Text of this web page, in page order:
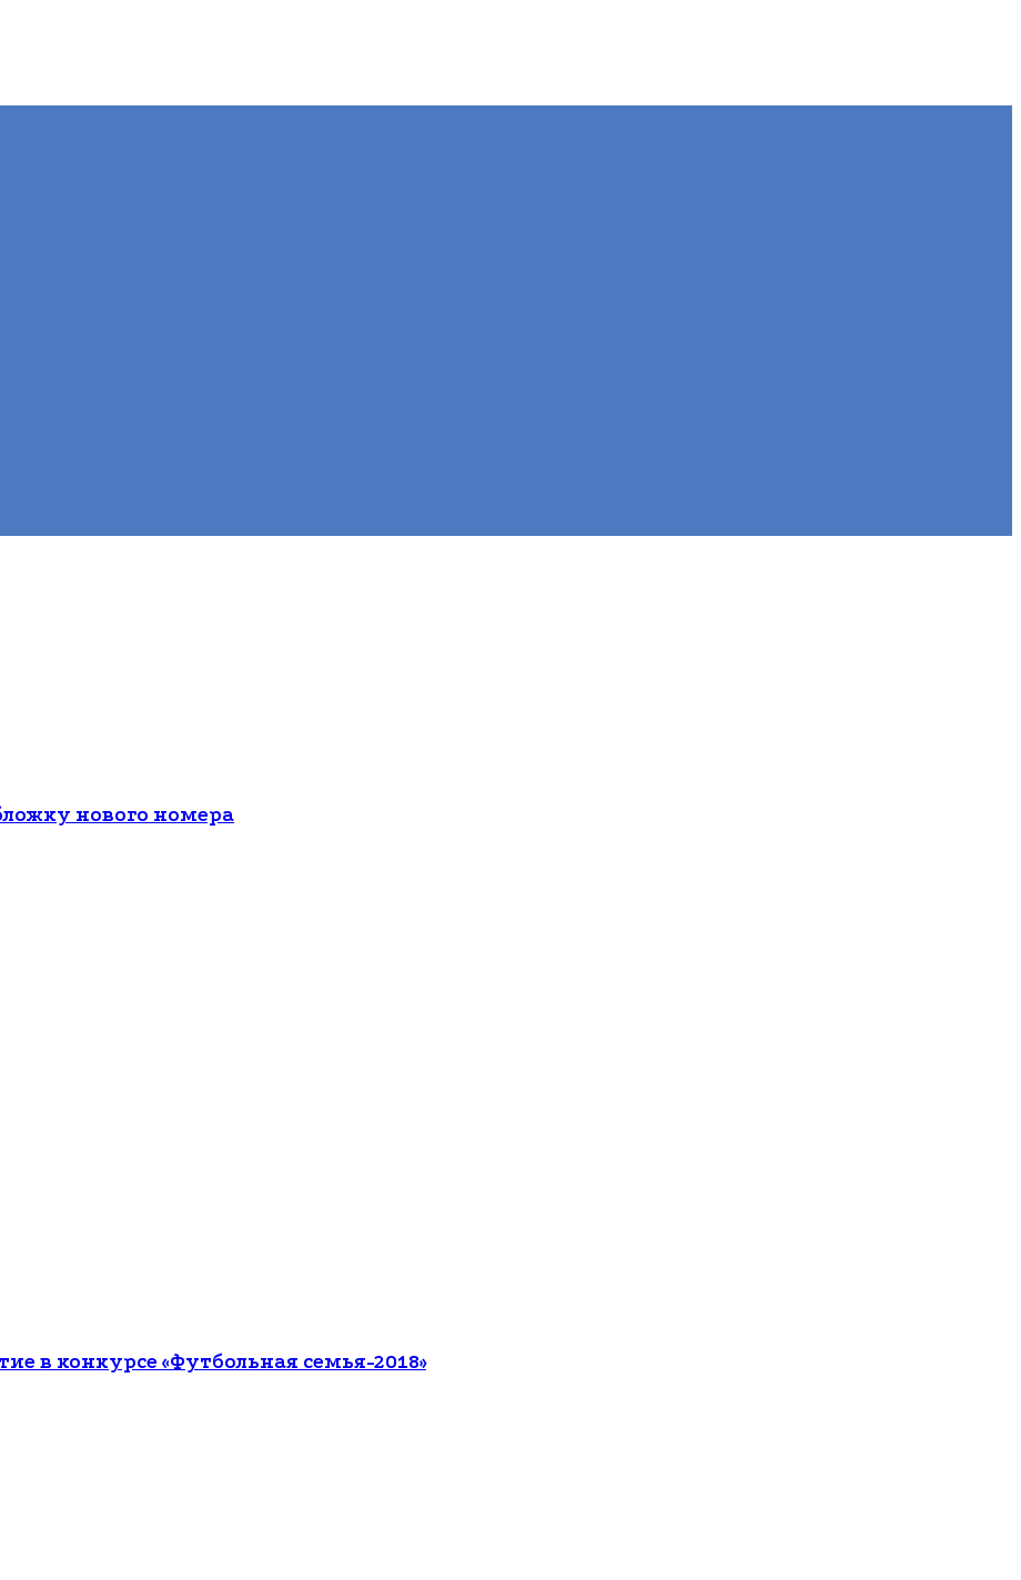
нового номера
в конкурсе «Футбольная семья-2018»